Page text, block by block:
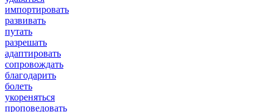
импортировать
развивать
путать
разрешать
адаптировать
сопровождать
благодарить
болеть
укореняться
проповедовать